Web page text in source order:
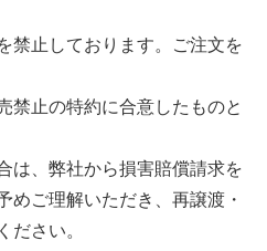
禁止しております。ご注文を
禁止の特約に合意したものと
は、弊社から損害賠償請求を
めご理解いただき、再譲渡・
ださい。